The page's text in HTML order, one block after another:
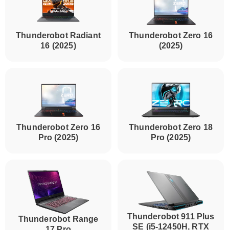
Thunderobot Radiant
16 (2025)
Thunderobot Zero 16
(2025)
Thunderobot Zero 16
Pro (2025)
Thunderobot Zero 18
Pro (2025)
Thunderobot Range
Thunderobot 911 Plus
SE (i5-12450H, RTX